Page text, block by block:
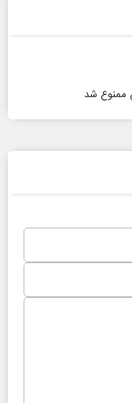
ممنوع شد